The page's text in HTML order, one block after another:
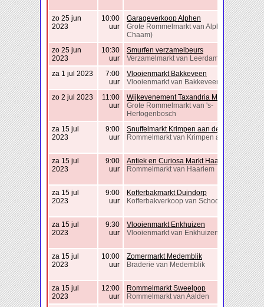
zo 25 jun
2023
10:00
uur
Garageverkoop Alphen
Grote Rommelmarkt van Alphen (Alphen-
Chaam)
zo 25 jun
2023
10:30
uur
Smurfen verzamelbeurs
Verzamelmarkt van Leerdam
za 1 jul 2023
7:00
uur
Vlooienmarkt Bakkeveen
Vlooienmarkt van Bakkeveen
zo 2 jul 2023
11:00
uur
Wijkevenement Taxandria Moves XL
Grote Rommelmarkt van 's-
Hertogenbosch
za 15 jul
2023
9:00
uur
Snuffelmarkt Krimpen aan den IJssel
Rommelmarkt van Krimpen aan den IJssel
za 15 jul
2023
9:00
uur
Antiek en Curiosa Markt Haarlem
Rommelmarkt van Haarlem
za 15 jul
2023
9:00
uur
Kofferbakmarkt Duindorp
Kofferbakverkoop van Schoorl
za 15 jul
2023
9:30
uur
Vlooienmarkt Enkhuizen
Vlooienmarkt van Enkhuizen
za 15 jul
2023
10:00
uur
Zomermarkt Medemblik
Braderie van Medemblik
za 15 jul
2023
12:00
uur
Rommelmarkt Sweelpop
Rommelmarkt van Aalden